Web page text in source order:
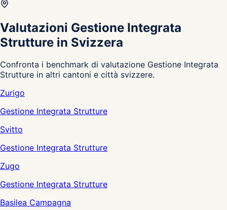
Valutazioni Gestione Integrata
Strutture in Svizzera
Confronta i benchmark di valutazione Gestione Integrata
Strutture in altri cantoni e città svizzere.
Zurigo
Gestione Integrata Strutture
Svitto
Gestione Integrata Strutture
Zugo
Gestione Integrata Strutture
Basilea Campagna